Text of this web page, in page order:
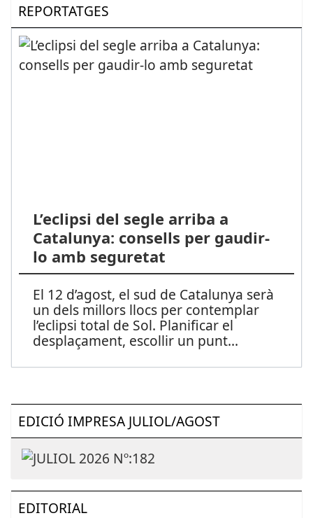
REPORTATGES
L’eclipsi del segle arriba a
Catalunya: consells per gaudir-
lo amb seguretat
El 12 d’agost, el sud de Catalunya serà
un dels millors llocs per contemplar
l’eclipsi total de Sol. Planificar el
desplaçament, escollir un punt...
EDICIÓ IMPRESA JULIOL/AGOST
EDITORIAL